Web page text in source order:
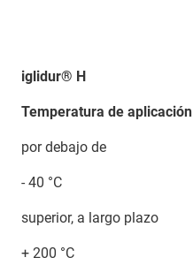
iglidur® H
Temperatura de aplicación
por debajo de
- 40 °C
superior, a largo plazo
+ 200 °C